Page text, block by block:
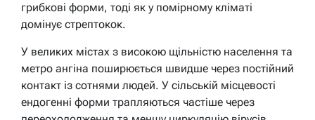
грибкові форми, тоді як у помірному кліматі
домінує стрептокок.
У великих містах з високою щільністю населення та
метро ангіна поширюється швидше через постійний
контакт із сотнями людей. У сільській місцевості
ендогенні форми трапляються частіше через